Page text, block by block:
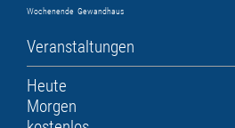
Wochenende Gewandhaus
Veranstaltungen
Heute
Morgen